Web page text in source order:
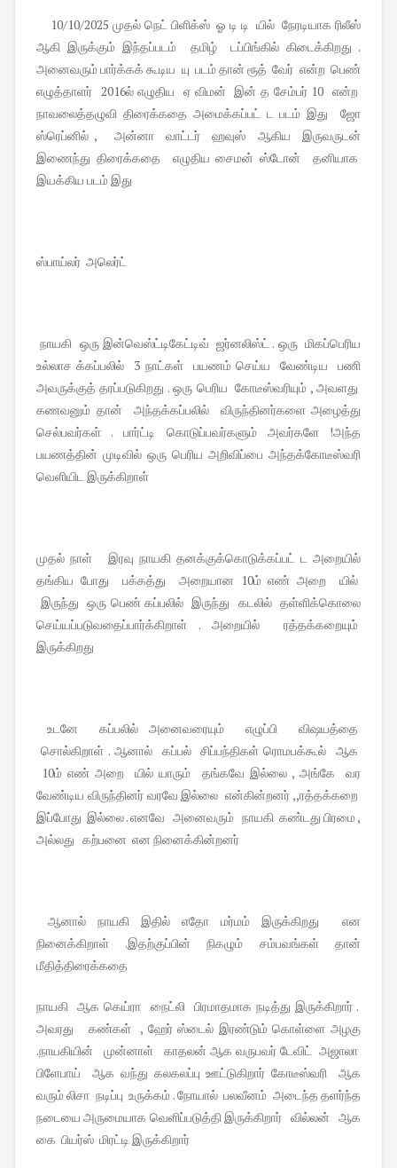
10/10/2025 முதல் நெட் பிளிக்ஸ் ஓ டி டி யில் நேரடியாக ரிலீஸ்
ஆகி இருக்கும் இந்தப்படம் தமிழ் டப்பிங்கில் கிடைக்கிறது .
அனைவரும் பார்க்கக் கூடிய யு படம் தான் ரூத் வேர் என்ற பெண்
எழுத்தாளர் 2016ல் எழுதிய ஏ விமன் இன் த சேம்பர் 10 என்ற
நாவலைத்தழுவி திரைக்கதை அமைக்கப்பட் ட படம் இது ஜோ
ஸ்ரெப்னில் , அன்னா வாட்டர் ஹவுஸ் ஆகிய இருவருடன்
இணைந்து திரைக்கதை எழுதிய சைமன் ஸ்டோன் தனியாக
இயக்கிய படம் இது
ஸ்பாய்லர் அலெர்ட்
நாயகி ஒரு இன்வெஸ்ட்டிகேட்டிவ் ஜர்னலிஸ்ட் . ஒரு மிகப்பெரிய
உல்லாச க்கப்பலில் 3 நாட்கள் பயணம் செய்ய வேண்டிய பணி
அவருக்குத் தரப்படுகிறது . ஒரு பெரிய கோடீஸ்வரியும் , அவளது
கணவனும் தான் அந்தக்கப்பலில் விருந்தினர்களை அழைத்து
செல்பவர்கள் . பார்ட்டி கொடுப்பவர்களும் அவர்களே !அந்த
பயணத்தின் முடிவில் ஒரு பெரிய அறிவிப்பை அந்தக்கோடீஸ்வரி
வெளியிட இருக்கிறாள்
முதல் நாள் இரவு நாயகி தனக்குக்கொடுக்கப்பட் ட அறையில்
தங்கிய போது பக்கத்து அறையான 10ம் எண் அறை யில்
இருந்து ஒரு பெண் கப்பலில் இருந்து கடலில் தள்ளிக்கொலை
செய்யப்படுவதைப்பார்க்கிறாள் . அறையில் ரத்தக்கறையும்
இருக்கிறது
உடனே கப்பலில் அனைவரையும் எழுப்பி விஷயத்தை
சொல்கிறாள் . ஆனால் கப்பல் சிப்பந்திகள் ரொமபக்கூல் ஆக
10ம் எண் அறை யில் யாரும் தங்கவே இல்லை , அங்கே வர
வேண்டிய விருந்தினர் வரவே இல்லை என்கின்றனர் ,,ரத்தக்கறை
இப்போது இல்லை . எனவே அனைவரும் நாயகி கண்டது பிரமை ,
அல்லது கற்பனை என நினைக்கின்றனர்
ஆனால் நாயகி இதில் எதோ மர்மம் இருக்கிறது என
நினைக்கிறாள் .இதற்குப்பின் நிகழும் சம்பவங்கள் தான்
மீதித்திரைக்கதை
நாயகி ஆக கெய்ரா நைட்லி பிரமாதமாக நடித்து இருக்கிறார் .
அவரது கண்கள் , ஹேர் ஸ்டைல் இரண்டும் கொள்ளை அழகு
.நாயகியின் முன்னாள் காதலன் ஆக வருபவர் டேவிட் அஜாலா
பிளேபாய் ஆக வந்து கலகலப்பு ஊட்டுகிறார் கோடீஸ்வரி ஆக
வரும் லிசா நடிப்பு உருக்கம் . நோயால் பலவீனம் அடைந்த தளர்ந்த
நடையை அருமையாக வெளிப்படுத்தி இருக்கிறார் வில்லன் ஆக
கை பியர்ஸ் மிரட்டி இருக்கிறார்